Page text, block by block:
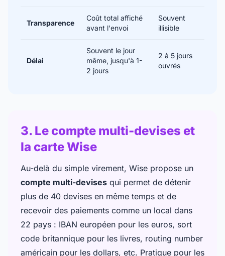
Transparence
Coût total affiché
avant l'envoi
Souvent
illisible
Délai
Souvent le jour
même, jusqu'à 1-
2 jours
2 à 5 jours
ouvrés
3. Le compte multi-devises et
la carte Wise
Au-delà du simple virement, Wise propose un
compte multi-devises qui permet de détenir
plus de 40 devises en même temps et de
recevoir des paiements comme un local dans
22 pays : IBAN européen pour les euros, sort
code britannique pour les livres, routing number
américain pour les dollars, etc. Pratique pour les